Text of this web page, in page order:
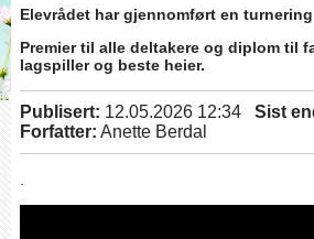
Elevrådet har gjennomført en
Premier til alle deltakere og diplom til
lagspiller og beste heier.
Publisert: 12.05.2026 12:34 Sist
Forfatter: Anette Berdal